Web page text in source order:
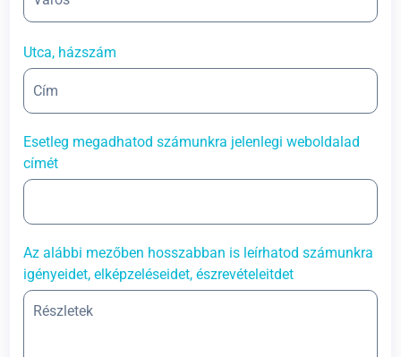
Utca, házszám
Esetleg megadhatod számunkra jelenlegi weboldalad
címét
Az alábbi mezőben hosszabban is leírhatod számunkra
igényeidet, elképzeléseidet, észrevételeitdet